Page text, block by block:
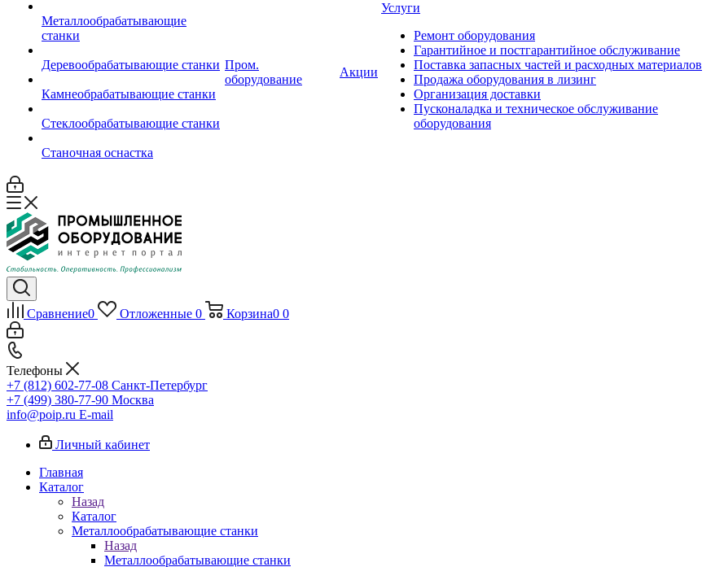
Металлообрабатывающие
станки
Деревообрабатывающие станки
Камнеобрабатывающие станки
Стеклообрабатывающие станки
Станочная оснастка
Пром.
оборудование
Акции
Услуги
Ремонт оборудования
Гарантийное и постгарантийное обслуживание
Поставка запасных частей и расходных материалов
Продажа оборудования в лизинг
Организация доставки
Пусконаладка и техническое обслуживание
оборудования
Сравнение0 Отложенные 0 Корзина0 0
Телефоны
+7 (812) 602-77-08 Санкт-Петербург
+7 (499) 380-77-90 Москва
info@poip.ru E-mail
Личный кабинет
Главная
Каталог
Назад
Каталог
Металлообрабатывающие станки
Назад
Металлообрабатывающие станки